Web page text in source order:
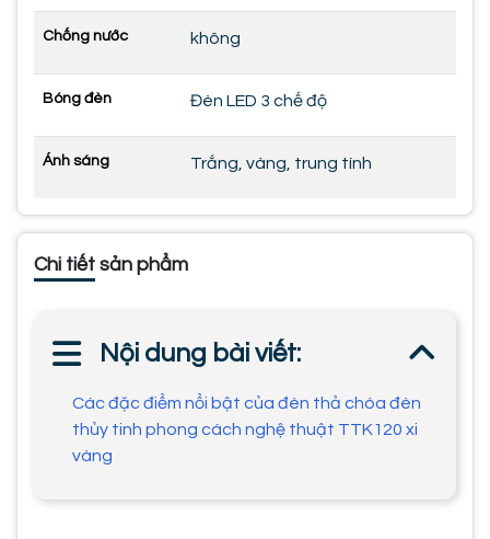
Chống nước không
Bóng đèn Đèn LED 3 chế độ
Ánh sáng Trắng, vàng, trung tính
Chi tiết sản phẩm
Nội dung bài viết:
Các đặc điểm nổi bật của đèn thả chóa đèn
thủy tinh phong cách nghệ thuật TTK120 xi
vàng